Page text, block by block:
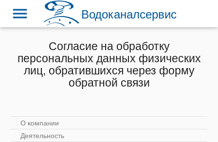
Водоканалсервис
menu
Согласие на обработку
персональных данных физических
лиц, обратившихся через форму
обратной связи
О компании
Деятельность